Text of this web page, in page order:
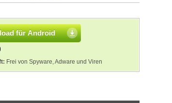
für Android
Frei von Spyware, Adware und Viren